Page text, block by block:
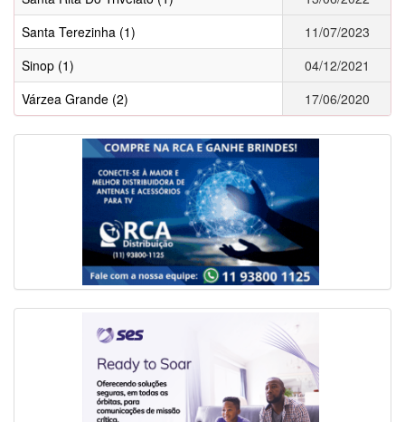
Santa Terezinha (1)
11/07/2023
Sinop (1)
04/12/2021
Várzea Grande (2)
17/06/2020